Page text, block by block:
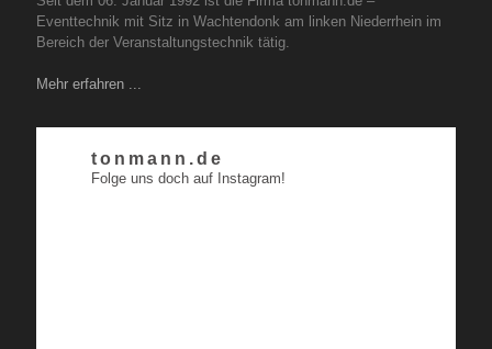
Eventtechnik mit Sitz in Wachtendonk am linken Niederrhein im
Bereich der Veranstaltungstechnik tätig.
Mehr erfahren ...
tonmann.de
Folge uns doch auf Instagram!